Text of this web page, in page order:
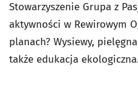
Stowarzyszenie Grupa z
aktywności w Rewirowym
planach? Wysiewy,
także edukacja ekologiczna.